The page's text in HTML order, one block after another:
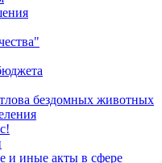
бездомных животных
и иные акты в сфере